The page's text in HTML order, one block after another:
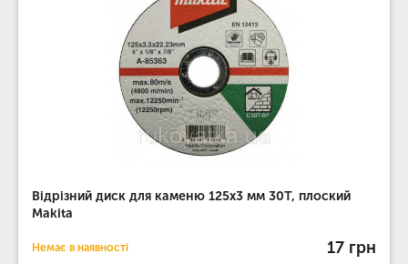
Відрізний диск для каменю 125х3 мм 30Т, плоский
Makita
Немає в наявності 17 грн